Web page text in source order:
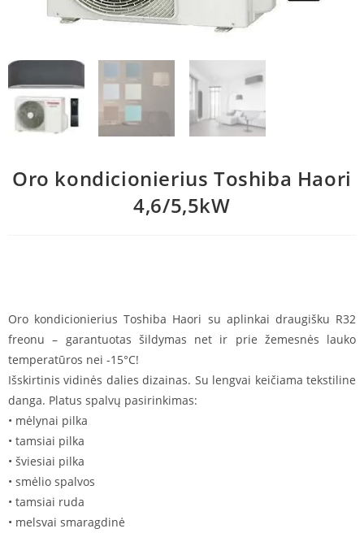
Oro kondicionierius Toshiba Haori
4,6/5,5kW
Oro kondicionierius Toshiba Haori su aplinkai draugišku R32
freonu – garantuotas šildymas net ir prie žemesnės lauko
temperatūros nei -15°C!
Išskirtinis vidinės dalies dizainas. Su lengvai keičiama tekstiline
danga. Platus spalvų pasirinkimas:
• mėlynai pilka
• tamsiai pilka
• šviesiai pilka
• smėlio spalvos
• tamsiai ruda
• melsvai smaragdinė